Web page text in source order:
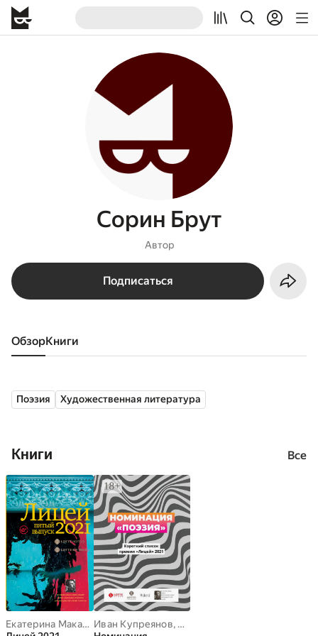
Сорин Брут
Автор
Подписаться
Обзор книги
Поэзия Художественная литература
Книги Все
Екатерина Макарова ,Ислам Ханипаев
Иван Купреянов, Михаил Бордуновский